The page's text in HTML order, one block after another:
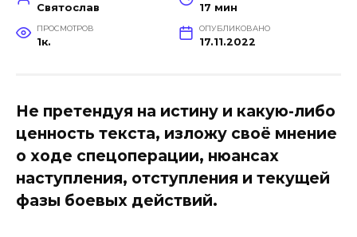
Святослав 17 мин
ПРОСМОТРОВ
1к.
ОПУБЛИКОВАНО
17.11.2022
Не претендуя на истину и какую-либо
ценность текста, изложу своё мнение
о ходе спецоперации, нюансах
наступления, отступления и текущей
фазы боевых действий.